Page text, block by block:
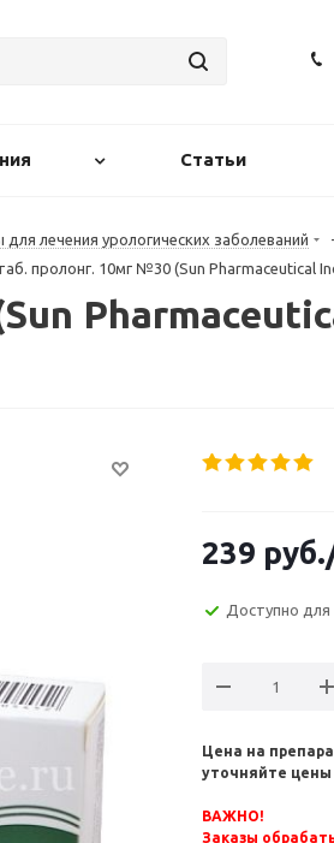
Статьи
лечения урологических заболеваний
-
пролонг. 10мг №30 (Sun Pharmaceutical
239 руб.
Доступно для
Цена на
уточняйте
ВАЖНО!
Заказы